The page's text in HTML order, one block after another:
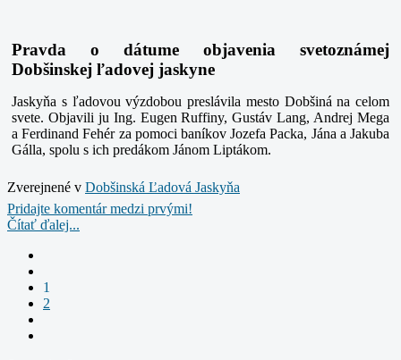
Pravda o dátume objavenia svetoznámej
Dobšinskej ľadovej jaskyne
Jaskyňa s ľadovou výzdobou preslávila mesto Dobšiná na celom
svete. Objavili ju Ing. Eugen Ruffiny, Gustáv Lang, Andrej Mega
a Ferdinand Fehér za pomoci baníkov Jozefa Packa, Jána a Jakuba
Gálla, spolu s ich predákom Jánom Liptákom.
Zverejnené v Dobšinská Ľadová Jaskyňa
Pridajte komentár medzi prvými!
Čítať ďalej...
1
2